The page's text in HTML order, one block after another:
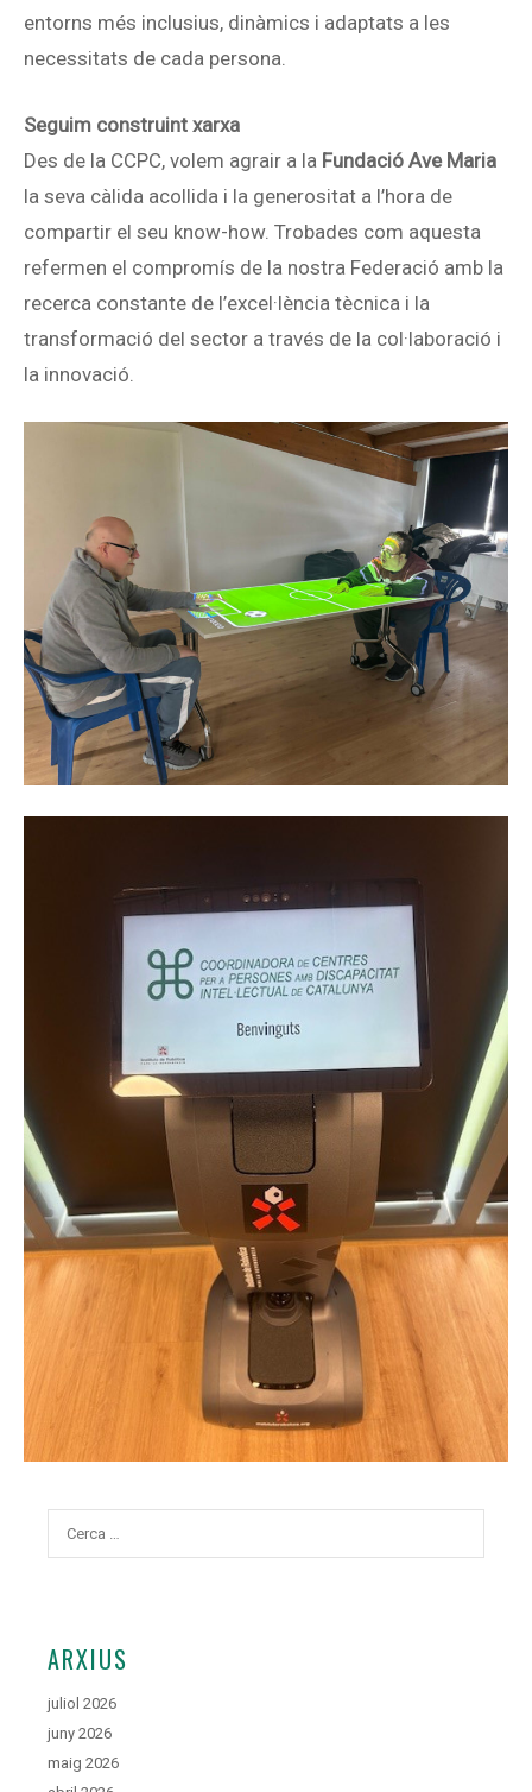
entorns més inclusius, dinàmics i adaptats a les
necessitats de cada persona.
Seguim construint xarxa
Des de la CCPC, volem agrair a la Fundació Ave Maria
la seva càlida acollida i la generositat a l’hora de
compartir el seu know-how. Trobades com aquesta
refermen el compromís de la nostra Federació amb la
recerca constante de l’excel·lència tècnica i la
transformació del sector a través de la col·laboració i
la innovació.
ARXIUS
juliol 2026
juny 2026
maig 2026